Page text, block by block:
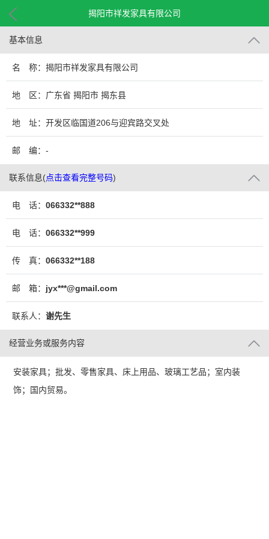
揭阳市祥发家具有限公司
基本信息
名 称：揭阳市祥发家具有限公司
地 区：广东省 揭阳市 揭东县
地 址：开发区临国道206与迎宾路交叉处
邮 编：-
联系信息(点击查看完整号码)
电 话： 066332**888
电 话： 066332**999
传 真： 066332**188
邮 箱： jyx***@gmail.com
联系人： 谢先生
经营业务或服务内容
安装家具；批发、零售家具、床上用品、玻璃工艺品；室内装
饰；国内贸易。